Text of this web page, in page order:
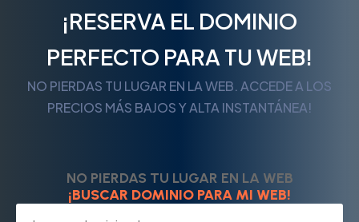
¡RESERVA EL DOMINIO
PERFECTO PARA TU WEB!
NO PIERDAS TU LUGAR EN LA WEB. ACCEDE A LOS
PRECIOS MÁS BAJOS Y ALTA INSTANTÁNEA!
NO PIERDAS TU LUGAR EN LA WEB
¡BUSCAR DOMINIO PARA MI WEB!